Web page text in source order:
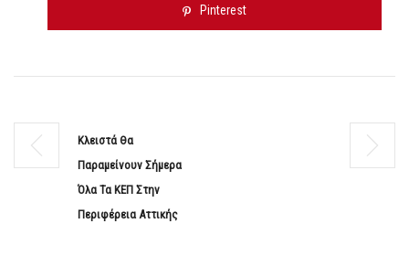
Pinterest
Κλειστά Θα
Παραμείνουν Σήμερα
Όλα Τα ΚΕΠ Στην
Περιφέρεια Αττικής